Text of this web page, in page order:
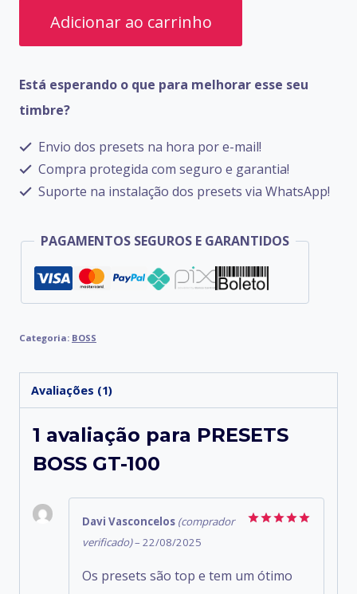
100
quantidade
Adicionar ao carrinho
Está esperando o que para melhorar esse seu
timbre?
Envio dos presets na hora por e-mail!
Compra protegida com seguro e garantia!
Suporte na instalação dos presets via WhatsApp!
PAGAMENTOS SEGUROS E GARANTIDOS
Categoria: BOSS
Avaliações (1)
1 avaliação para PRESETS
BOSS GT-100
Davi Vasconcelos (comprador
verificado)– 22/08/2025
Os presets são top e tem um ótimo